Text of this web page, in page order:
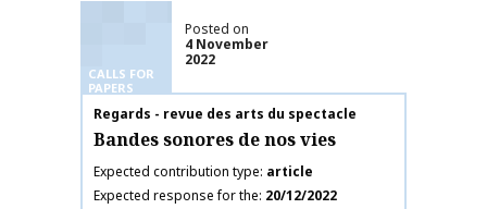
CALLS FOR
PAPERS
Posted on
4 November
2022
Publication name
Regards - revue des arts du spectacle
Bandes sonores de nos vies
Expected contribution type article
Expected response for the 20/12/2022